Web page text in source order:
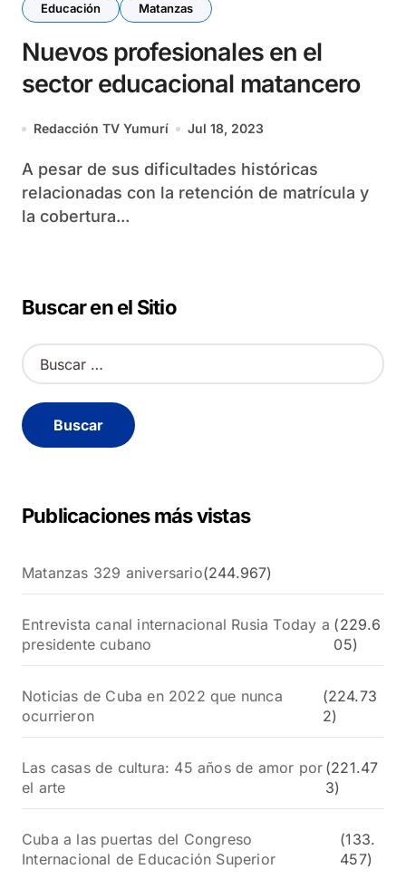
Educación Matanzas
Nuevos profesionales en el
sector educacional matancero
Redacción TV Yumurí Jul 18, 2023
A pesar de sus dificultades históricas
relacionadas con la retención de matrícula y
la cobertura...
Buscar en el Sitio
B
u
c
a
Publicaciones más vistas
Matanzas 329 aniversario(244.967)
Entrevista canal internacional Rusia Today a
presidente cubano
(229.6
05)
Noticias de Cuba en 2022 que nunca
ocurrieron
(224.73
2)
Las casas de cultura: 45 años de amor por
el arte
(221.47
3)
Cuba a las puertas del Congreso
Internacional de Educación Superior
(133.
457)